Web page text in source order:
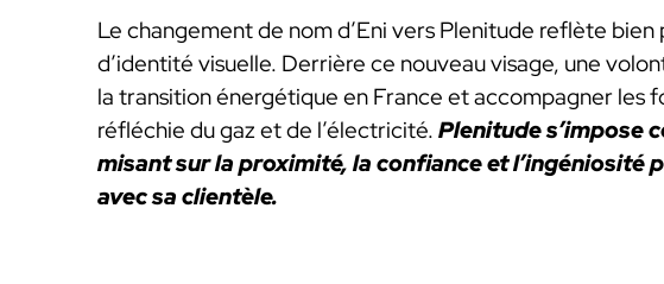
Le changement de nom d’Eni vers Plenitude reflète bien
d’identité visuelle. Derrière ce nouveau visage, une
la transition énergétique en France et accompagner les
réfléchie du gaz et de l’électricité. Plenitude s’impose
misant sur la proximité, la confiance et l’ingéniosité
avec sa clientèle.